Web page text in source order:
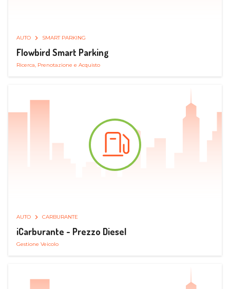
AUTO SMART PARKING
Flowbird Smart Parking
Ricerca, Prenotazione e Acquisto
AUTO CARBURANTE
iCarburante - Prezzo Diesel
Gestione Veicolo